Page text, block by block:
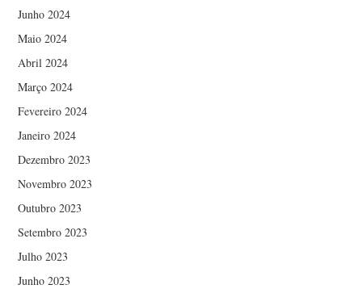
Junho 2024
Maio 2024
Abril 2024
Março 2024
Fevereiro 2024
Janeiro 2024
Dezembro 2023
Novembro 2023
Outubro 2023
Setembro 2023
Julho 2023
Junho 2023